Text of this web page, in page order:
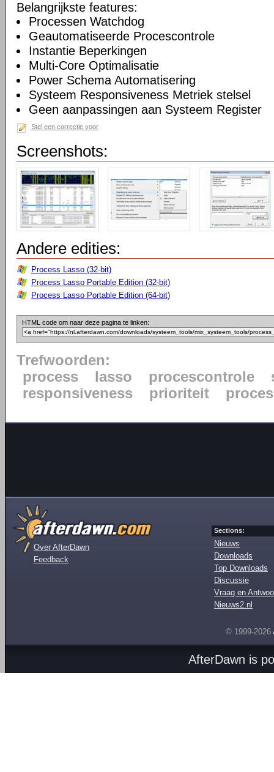
Belangrijkste features:
Processen Watchdog
Geautomatiseerde Procescontrole
Instantie Beperkingen
Multi-Core Optimalisatie
Power Schema Automatisering
Systeem Responsiveness Metriek stelsel
Geen aanpassingen aan Systeem Register
Stel een correctie voor
Screenshots:
Andere edities:
Process Lasso (32-bit)
Process Lasso Portable Edition (32-bit)
Process Lasso Portable Edition (64-bit)
HTML code om naar deze pagina te linken:
Trefwoorden:
process
lasso procescontrole
responsiveness
prioriteit
Over AfterDawn
Feedback
Sections:
Nieuws
Downloads
Top Downloads
Discussie
Vraag en
Nieuws2.nl
© 1999-2026
AfterDawn is